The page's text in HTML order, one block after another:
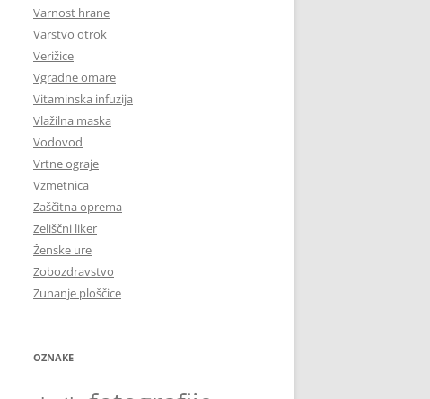
Varnost hrane
Varstvo otrok
Verižice
Vgradne omare
Vitaminska infuzija
Vlažilna maska
Vodovod
Vrtne ograje
Vzmetnica
Zaščitna oprema
Zeliščni liker
Ženske ure
Zobozdravstvo
Zunanje ploščice
OZNAKE